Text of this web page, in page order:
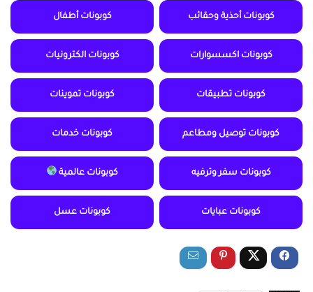
كوبونات أحذية وحقائب كوبونات أطفال
كوبونات اكسسوارات كوبونات الكترونيات
كوبونات تطبيقات كوبونات تموينات
كوبونات توصيل ومطاعم كوبونات خدمات
كوبونات سفر وترفيه كوبونات عالمية
كوبونات عبايات كوبونات عسل